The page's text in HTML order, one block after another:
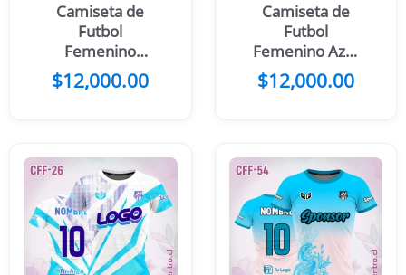
Camiseta de
Futbol
Femenino
Colmena
Morada
$12,000.00
Camiseta de
Futbol
Femenino Azul
Blanco
$12,000.00